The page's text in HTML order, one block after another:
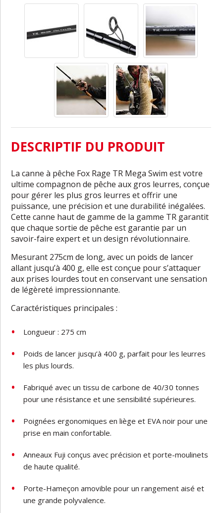
DESCRIPTIF DU PRODUIT
La canne à pêche Fox Rage TR Mega Swim est votre
ultime compagnon de pêche aux gros leurres, conçue
pour gérer les plus gros leurres et offrir une
puissance, une précision et une durabilité inégalées.
Cette canne haut de gamme de la gamme TR garantit
que chaque sortie de pêche est garantie par un
savoir-faire expert et un design révolutionnaire.
Mesurant 275cm de long, avec un poids de lancer
allant jusqu’à 400 g, elle est conçue pour s’attaquer
aux prises lourdes tout en conservant une sensation
de légèreté impressionnante.
Caractéristiques principales :
Longueur : 275 cm
Poids de lancer jusqu’à 400 g, parfait pour les leurres
les plus lourds.
Fabriqué avec un tissu de carbone de 40/30 tonnes
pour une résistance et une sensibilité supérieures.
Poignées ergonomiques en liège et EVA noir pour une
prise en main confortable.
Anneaux Fuji conçus avec précision et porte-moulinets
de haute qualité.
Porte-Hameçon amovible pour un rangement aisé et
une grande polyvalence.